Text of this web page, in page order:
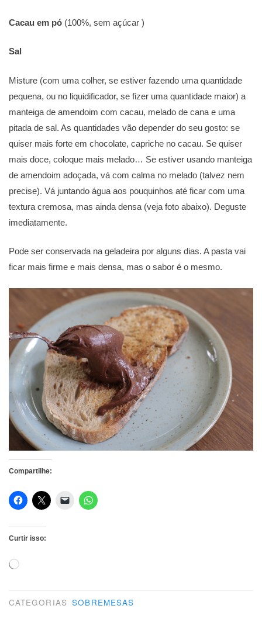
Cacau em pó (100%, sem açúcar )
Sal
Misture (com uma colher, se estiver fazendo uma quantidade
pequena, ou no liquidificador, se fizer uma quantidade maior) a
manteiga de amendoim com cacau, melado de cana e uma
pitada de sal. As quantidades vão depender do seu gosto: se
quiser mais forte em chocolate, capriche no cacau. Se quiser
mais doce, coloque mais melado… Se estiver usando manteiga
de amendoim adoçada, vá com calma no melado (talvez nem
precise). Vá juntando água aos pouquinhos até ficar com uma
textura cremosa, mas ainda densa (veja foto abaixo). Deguste
imediatamente.
Pode ser conservada na geladeira por alguns dias. A pasta vai
ficar mais firme e mais densa, mas o sabor é o mesmo.
Compartilhe:
Curtir isso:
Carregando...
CATEGORIAS SOBREMESAS